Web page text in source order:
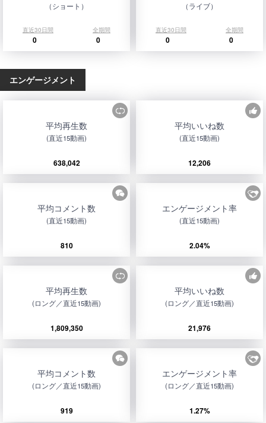
（ショート）
直近30日間 全期間
0 0
（ライブ）
直近30日間 全期間
0 0
エンゲージメント
平均再生数
(直近15動画)
638,042
平均いいね数
(直近15動画)
12,206
平均コメント数
(直近15動画)
810
エンゲージメント率
(直近15動画)
2.04%
平均再生数
(ロング／直近15動画)
1,809,350
平均いいね数
(ロング／直近15動画)
21,976
平均コメント数
(ロング／直近15動画)
919
エンゲージメント率
(ロング／直近15動画)
1.27%